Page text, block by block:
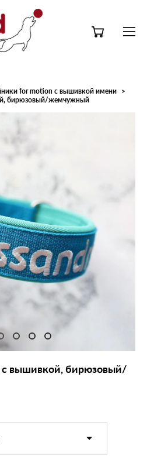
for motion с вышивкой имени >
бирюзовый/жемчужный
вышивкой, бирюзовый/